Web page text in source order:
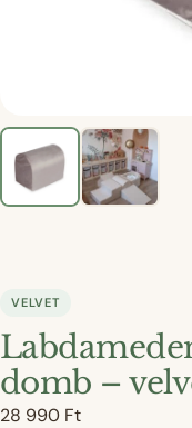
VELVET
domb –
28 990 Ft